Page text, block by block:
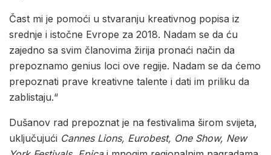
Čast mi je pomoći u stvaranju kreativnog popisa iz
srednje i istočne Evrope za 2018. Nadam se da ću
zajedno sa svim članovima žirija pronaći način da
prepoznamo genius loci ove regije. Nadam se da ćemo
prepoznati prave kreativne talente i dati im priliku da
zablistaju.“
Dušanov rad prepoznat je na festivalima širom svijeta,
uključujući Cannes Lions, Eurobest, One Show, New